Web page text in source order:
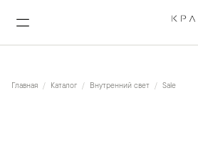
Главная Каталог Внутренний свет Sale